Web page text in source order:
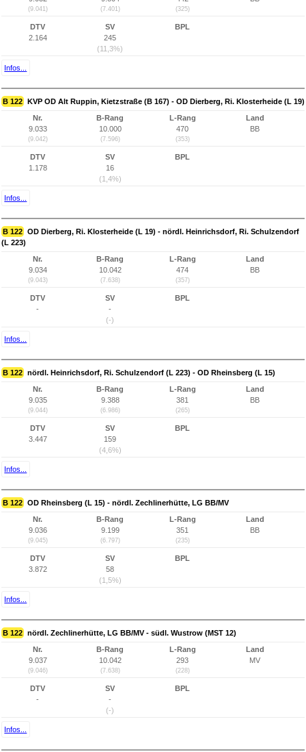
(9.041) (7.401) (325)
DTV
2.164
SV
245
(11,3%)
BPL
Infos...
B 122 KVP OD Alt Ruppin, Kietzstraße (B 167) - OD Dierberg, Ri. Klosterheide (L 19)
Nr.
9.033
(9.042)
B-Rang
10.000
(7.596)
L-Rang
470
(353)
Land
BB
DTV
1.178
SV
16
(1,4%)
BPL
Infos...
B 122 OD Dierberg, Ri. Klosterheide (L 19) - nördl. Heinrichsdorf, Ri. Schulzendorf
(L 223)
Nr.
9.034
(9.043)
B-Rang
10.042
(7.638)
L-Rang
474
(357)
Land
BB
DTV
-
SV
-
(-)
BPL
Infos...
B 122 nördl. Heinrichsdorf, Ri. Schulzendorf (L 223) - OD Rheinsberg (L 15)
Nr.
9.035
(9.044)
B-Rang
9.388
(6.986)
L-Rang
381
(265)
Land
BB
DTV
3.447
SV
159
(4,6%)
BPL
Infos...
B 122 OD Rheinsberg (L 15) - nördl. Zechlinerhütte, LG BB/MV
Nr.
9.036
(9.045)
B-Rang
9.199
(6.797)
L-Rang
351
(235)
Land
BB
DTV
3.872
SV
58
(1,5%)
BPL
Infos...
B 122 nördl. Zechlinerhütte, LG BB/MV - südl. Wustrow (MST 12)
Nr.
9.037
(9.046)
B-Rang
10.042
(7.638)
L-Rang
293
(228)
Land
MV
DTV
-
SV
-
(-)
BPL
Infos...